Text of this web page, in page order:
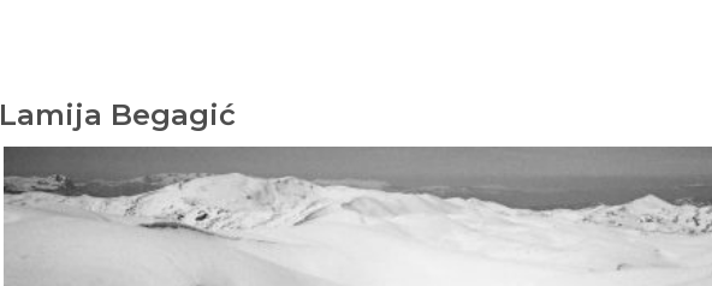
Lamija Begagić